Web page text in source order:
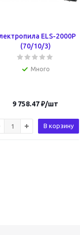
ELS-2000P
(70/10/3)
Много
9 758.47₽/шт
В корзину